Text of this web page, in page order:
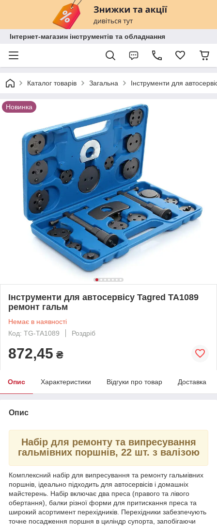
Інтернет-магазин інструментів та обладнання
Каталог товарів Загальна Інструменти для
Новинка
Інструменти для автосервісу Tagred TA1089
ремонт гальм
Немає в наявності
Код: TG-TA1089
Роздріб
872,45 ₴
Опис Характеристики Відгуки про товар Доставка
Опис
Набір для ремонту та випресування
гальмівних поршнів, 22 шт. з валізою
Комплексний набір для випресування та ремонту гальмівних
поршнів, ідеально підходить для автосервісів і домашніх
майстерень. Набір включає два преса (правого та лівого
обертання), балки різної форми для притискання преса та
широкий асортимент перехідників. Перехідники забезпечують
точне посадження поршня в циліндр супорта, запобігаючи